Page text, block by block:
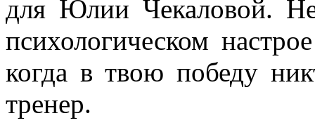
для Юлии Чекаловой.
психологическом
когда в твою победу
тренер.